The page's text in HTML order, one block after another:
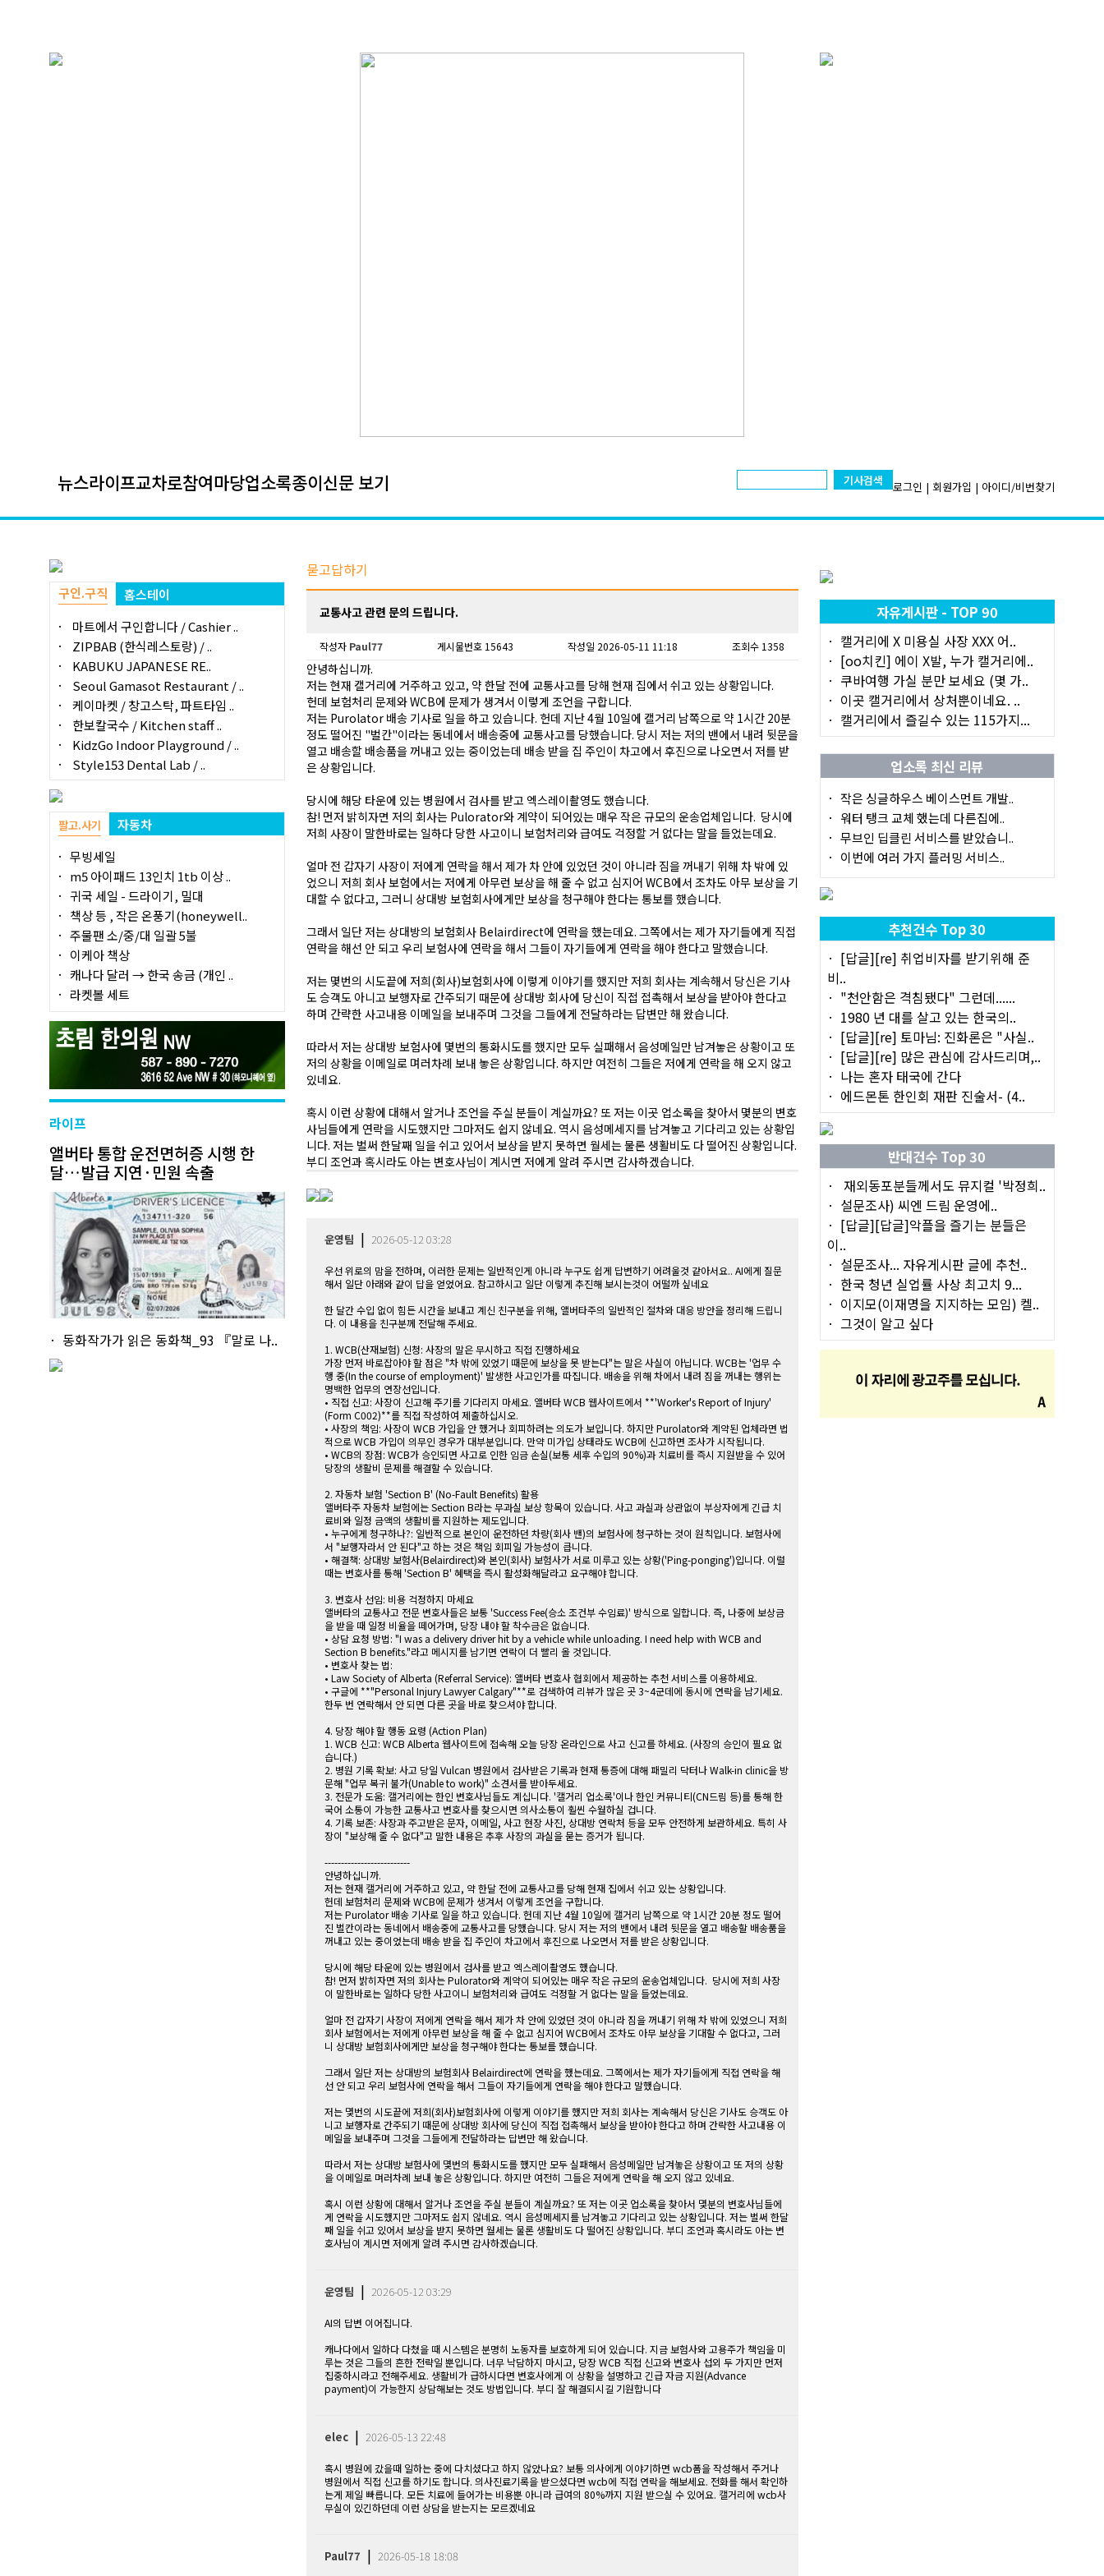
뉴스라이프교차로참여마당업소록종이신문 보기 기사검색 로그인 | 회원가입 | 아이디/비번찾기
구인.구직
홈스테이
마트에서 구인합니다 / Cashier ..
ZIPBAB (한식레스토랑) / ..
KABUKU JAPANESE RE..
Seoul Gamasot Restaurant / ..
케이마켓 / 창고스탁, 파트타임 ..
한보칼국수 / Kitchen staff ..
KidzGo Indoor Playground / ..
Style153 Dental Lab / ..
팔고.사기
자동차
무빙세일
m5 아이패드 13인치 1tb 이상 ..
귀국 세일 - 드라이기, 밀대
책상 등 , 작은 온풍기(honeywell..
주물팬 소/중/대 일괄 5불
이케아 책상
캐나다 달러 → 한국 송금 (개인 ..
라켓볼 세트
라이프
앨버타 통합 운전면허증 시행 한
달…발급 지연·민원 속출
동화작가가 읽은 동화책_93 『말로 나..
묻고답하기
교통사고 관련 문의 드립니다.
작성자 Paul77 게시물번호 15643 작성일 2026-05-11 11:18 조회수 1358
안녕하십니까.
저는 현재 캘거리에 거주하고 있고, 약 한달 전에 교통사고를 당해 현재 집에서 쉬고 있는 상황입니다.
헌데 보험처리 문제와 WCB에 문제가 생겨서 이렇게 조언을 구합니다.
저는 Purolator 배송 기사로 일을 하고 있습니다. 헌데 지난 4월 10일에 캘거리 남쪽으로 약 1시간 20분
정도 떨어진 "벌칸"이라는 동네에서 배송중에 교통사고를 당했습니다. 당시 저는 저의 밴에서 내려 뒷문을
열고 배송할 배송품을 꺼내고 있는 중이었는데 배송 받을 집 주인이 차고에서 후진으로 나오면서 저를 받
은 상황입니다.
당시에 해당 타운에 있는 병원에서 검사를 받고 엑스레이촬영도 했습니다.
참! 먼저 밝히자면 저의 회사는 Pulorator와 계약이 되어있는 매우 작은 규모의 운송업체입니다. 당시에
저희 사장이 말한바로는 일하다 당한 사고이니 보험처리와 급여도 걱정할 거 없다는 말을 들었는데요.
얼마 전 갑자기 사장이 저에게 연락을 해서 제가 차 안에 있었던 것이 아니라 짐을 꺼내기 위해 차 밖에 있
었으니 저희 회사 보험에서는 저에게 아무런 보상을 해 줄 수 없고 심지어 WCB에서 조차도 아무 보상을 기
대할 수 없다고, 그러니 상대방 보험회사에게만 보상을 청구해야 한다는 통보를 했습니다.
그래서 일단 저는 상대방의 보험회사 Belairdirect에 연락을 했는데요. 그쪽에서는 제가 자기들에게 직접
연락을 해선 안 되고 우리 보험사에 연락을 해서 그들이 자기들에게 연락을 해야 한다고 말했습니다.
저는 몇번의 시도끝에 저희(회사)보험회사에 이렇게 이야기를 했지만 저희 회사는 계속해서 당신은 기사
도 승객도 아니고 보행자로 간주되기 때문에 상대방 회사에 당신이 직접 접촉해서 보상을 받아야 한다고
하며 간략한 사고내용 이메일을 보내주며 그것을 그들에게 전달하라는 답변만 해 왔습니다.
따라서 저는 상대방 보험사에 몇번의 통화시도를 했지만 모두 실패해서 음성메일만 남겨놓은 상황이고 또
저의 상황을 이메일로 며러차례 보내 놓은 상황입니다. 하지만 여전히 그들은 저에게 연락을 해 오지 않고
있네요.
혹시 이런 상황에 대해서 알거나 조언을 주실 분들이 계실까요? 또 저는 이곳 업소록을 찾아서 몇분의 변호
사님들에게 연락을 시도했지만 그마저도 쉽지 않네요. 역시 음성메세지를 남겨놓고 기다리고 있는 상황입
니다. 저는 벌써 한달째 일을 쉬고 있어서 보상을 받지 못하면 월세는 물론 생활비도 다 떨어진 상황입니다.
부디 조언과 혹시라도 아는 변호사님이 계시면 저에게 알려 주시면 감사하겠습니다.
운영팀 | 2026-05-12 03:28
우선 위로의 맘을 전하며, 이러한 문제는 일반적인게 아니라 누구도 쉽게 답변하기 어려울것 같아서요.. AI에게 질문
해서 일단 아래와 같이 답을 얻었어요. 참고하시고 일단 이렇게 추진해 보시는것이 어떨까 싶네요
한 달간 수입 없이 힘든 시간을 보내고 계신 친구분을 위해, 앨버타주의 일반적인 절차와 대응 방안을 정리해 드립니
다. 이 내용을 친구분께 전달해 주세요.
1. WCB(산재보험) 신청: 사장의 말은 무시하고 직접 진행하세요
가장 먼저 바로잡아야 할 점은 "차 밖에 있었기 때문에 보상을 못 받는다"는 말은 사실이 아닙니다. WCB는 '업무 수
행 중(In the course of employment)' 발생한 사고인가를 따집니다. 배송을 위해 차에서 내려 짐을 꺼내는 행위는
명백한 업무의 연장선입니다.
• 직접 신고: 사장이 신고해 주기를 기다리지 마세요. 앨버타 WCB 웹사이트에서 **'Worker's Report of Injury'
(Form C002)**를 직접 작성하여 제출하십시오.
• 사장의 책임: 사장이 WCB 가입을 안 했거나 회피하려는 의도가 보입니다. 하지만 Purolator와 계약된 업체라면 법
적으로 WCB 가입이 의무인 경우가 대부분입니다. 만약 미가입 상태라도 WCB에 신고하면 조사가 시작됩니다.
• WCB의 장점: WCB가 승인되면 사고로 인한 임금 손실(보통 세후 수입의 90%)과 치료비를 즉시 지원받을 수 있어
당장의 생활비 문제를 해결할 수 있습니다.
2. 자동차 보험 'Section B' (No-Fault Benefits) 활용
앨버타주 자동차 보험에는 Section B라는 무과실 보상 항목이 있습니다. 사고 과실과 상관없이 부상자에게 긴급 치
료비와 일정 금액의 생활비를 지원하는 제도입니다.
• 누구에게 청구하나?: 일반적으로 본인이 운전하던 차량(회사 밴)의 보험사에 청구하는 것이 원칙입니다. 보험사에
서 "보행자라서 안 된다"고 하는 것은 책임 회피일 가능성이 큽니다.
• 해결책: 상대방 보험사(Belairdirect)와 본인(회사) 보험사가 서로 미루고 있는 상황('Ping-ponging')입니다. 이럴
때는 변호사를 통해 'Section B' 혜택을 즉시 활성화해달라고 요구해야 합니다.
3. 변호사 선임: 비용 걱정하지 마세요
앨버타의 교통사고 전문 변호사들은 보통 'Success Fee(승소 조건부 수임료)' 방식으로 일합니다. 즉, 나중에 보상금
을 받을 때 일정 비율을 떼어가며, 당장 내야 할 착수금은 없습니다.
• 상담 요청 방법: "I was a delivery driver hit by a vehicle while unloading. I need help with WCB and
Section B benefits."라고 메시지를 남기면 연락이 더 빨리 올 것입니다.
• 변호사 찾는 법:
• Law Society of Alberta (Referral Service): 앨버타 변호사 협회에서 제공하는 추천 서비스를 이용하세요.
• 구글에 **"Personal Injury Lawyer Calgary"**로 검색하여 리뷰가 많은 곳 3~4군데에 동시에 연락을 남기세요.
한두 번 연락해서 안 되면 다른 곳을 바로 찾으셔야 합니다.
4. 당장 해야 할 행동 요령 (Action Plan)
1. WCB 신고: WCB Alberta 웹사이트에 접속해 오늘 당장 온라인으로 사고 신고를 하세요. (사장의 승인이 필요 없
습니다.)
2. 병원 기록 확보: 사고 당일 Vulcan 병원에서 검사받은 기록과 현재 통증에 대해 패밀리 닥터나 Walk-in clinic을 방
문해 "업무 복귀 불가(Unable to work)" 소견서를 받아두세요.
3. 전문가 도움: 캘거리에는 한인 변호사님들도 계십니다. '캘거리 업소록'이나 한인 커뮤니티(CN드림 등)를 통해 한
국어 소통이 가능한 교통사고 변호사를 찾으시면 의사소통이 훨씬 수월하실 겁니다.
4. 기록 보존: 사장과 주고받은 문자, 이메일, 사고 현장 사진, 상대방 연락처 등을 모두 안전하게 보관하세요. 특히 사
장이 "보상해 줄 수 없다"고 말한 내용은 추후 사장의 과실을 묻는 증거가 됩니다.
--------------------------
안녕하십니까.
저는 현재 캘거리에 거주하고 있고, 약 한달 전에 교통사고를 당해 현재 집에서 쉬고 있는 상황입니다.
헌데 보험처리 문제와 WCB에 문제가 생겨서 이렇게 조언을 구합니다.
저는 Purolator 배송 기사로 일을 하고 있습니다. 헌데 지난 4월 10일에 캘거리 남쪽으로 약 1시간 20분 정도 떨어
진 벌칸이라는 동네에서 배송중에 교통사고를 당했습니다. 당시 저는 저의 밴에서 내려 뒷문을 열고 배송할 배송품을
꺼내고 있는 중이었는데 배송 받을 집 주인이 차고에서 후진으로 나오면서 저를 받은 상황입니다.
당시에 해당 타운에 있는 병원에서 검사를 받고 엑스레이촬영도 했습니다.
참! 먼저 밝히자면 저의 회사는 Pulorator와 계약이 되어있는 매우 작은 규모의 운송업체입니다. 당시에 저희 사장
이 말한바로는 일하다 당한 사고이니 보험처리와 급여도 걱정할 거 없다는 말을 들었는데요.
얼마 전 갑자기 사장이 저에게 연락을 해서 제가 차 안에 있었던 것이 아니라 짐을 꺼내기 위해 차 밖에 있었으니 저희
회사 보험에서는 저에게 아무런 보상을 해 줄 수 없고 심지어 WCB에서 조차도 아무 보상을 기대할 수 없다고, 그러
니 상대방 보험회사에게만 보상을 청구해야 한다는 통보를 했습니다.
그래서 일단 저는 상대방의 보험회사 Belairdirect에 연락을 했는데요. 그쪽에서는 제가 자기들에게 직접 연락을 해
선 안 되고 우리 보험사에 연락을 해서 그들이 자기들에게 연락을 해야 한다고 말했습니다.
저는 몇번의 시도끝에 저희(회사)보험회사에 이렇게 이야기를 했지만 저희 회사는 계속해서 당신은 기사도 승객도 아
니고 보행자로 간주되기 때문에 상대방 회사에 당신이 직접 접촉해서 보상을 받아야 한다고 하며 간략한 사고내용 이
메일을 보내주며 그것을 그들에게 전달하라는 답변만 해 왔습니다.
따라서 저는 상대방 보험사에 몇번의 통화시도를 했지만 모두 실패해서 음성메일만 남겨놓은 상황이고 또 저의 상황
을 이메일로 며러차례 보내 놓은 상황입니다. 하지만 여전히 그들은 저에게 연락을 해 오지 않고 있네요.
혹시 이런 상황에 대해서 알거나 조언을 주실 분들이 계실까요? 또 저는 이곳 업소록을 찾아서 몇분의 변호사님들에
게 연락을 시도했지만 그마저도 쉽지 않네요. 역시 음성메세지를 남겨놓고 기다리고 있는 상황입니다. 저는 벌써 한달
째 일을 쉬고 있어서 보상을 받지 못하면 월세는 물론 생활비도 다 떨어진 상황입니다. 부디 조언과 혹시라도 아는 변
호사님이 계시면 저에게 알려 주시면 감사하겠습니다.
운영팀 | 2026-05-12 03:29
AI의 답변 이어집니다.
캐나다에서 일하다 다쳤을 때 시스템은 분명히 노동자를 보호하게 되어 있습니다. 지금 보험사와 고용주가 책임을 미
루는 것은 그들의 흔한 전략일 뿐입니다. 너무 낙담하지 마시고, 당장 WCB 직접 신고와 변호사 섭외 두 가지만 먼저
집중하시라고 전해주세요. 생활비가 급하시다면 변호사에게 이 상황을 설명하고 긴급 자금 지원(Advance
payment)이 가능한지 상담해보는 것도 방법입니다. 부디 잘 해결되시길 기원합니다
elec| 2026-05-13 22:48
혹시 병원에 갔을때 일하는 중에 다치셨다고 하지 않았나요? 보통 의사에게 이야기하면 wcb폼을 작성해서 주거나
병원에서 직접 신고를 하기도 합니다. 의사진료기록을 받으셨다면 wcb에 직접 연락을 해보세요. 전화를 해서 확인하
는게 제일 빠릅니다. 모든 치료에 들어가는 비용뿐 아니라 급여의 80%까지 지원 받으실 수 있어요. 캘거리에 wcb사
무실이 있긴하던데 이런 상담을 받는지는 모르겠네요
Paul77 | 2026-05-18 18:08
자유게시판 - TOP 90
캘거리에 X 미용실 사장 XXX 어..
[oo치킨] 에이 X발, 누가 캘거리에..
쿠바여행 가실 분만 보세요 (몇 가..
이곳 캘거리에서 상처뿐이네요. ..
캘거리에서 즐길수 있는 115가지...
업소록 최신 리뷰
작은 싱글하우스 베이스먼트 개발..
워터 탱크 교체 했는데 다른집에..
무브인 딥클린 서비스를 받았습니..
이번에 여러 가지 플러밍 서비스..
추천건수 Top 30
[답글][re] 취업비자를 받기위해 준
비..
"천안함은 격침됐다" 그런데......
1980 년 대를 살고 있는 한국의..
[답글][re] 토마님: 진화론은 "사실..
[답글][re] 많은 관심에 감사드리며,..
나는 혼자 태국에 간다
에드몬톤 한인회 재판 진술서- (4..
반대건수 Top 30
재외동포분들께서도 뮤지컬 '박정희..
설문조사) 씨엔 드림 운영에..
[답글][답글]악플을 즐기는 분들은
이..
설문조사... 자유게시판 글에 추천..
한국 청년 실업률 사상 최고치 9...
이지모(이재명을 지지하는 모임) 켈..
그것이 알고 싶다